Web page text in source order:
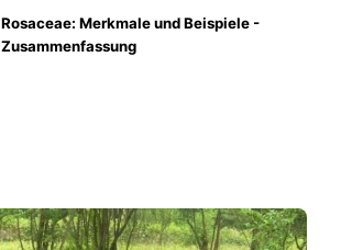
Rosaceae: Merkmale und Beispiele -
Zusammenfassung